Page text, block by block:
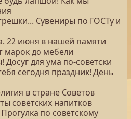
Сувениры по ГОСТу и
22 июня в нашей памяти
марок до мебели
для ума по-советски
сегодня праздник! День
в стране Советов
советских напитков
по советскому